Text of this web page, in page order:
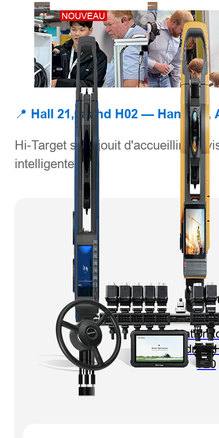
NOUVEAU
Station
Android
720
📍 Hall 21, stand H02 — Hanovre,
Hi-Target se réjouit d'accueillir les
intelligente.